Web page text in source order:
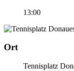
13:00
Ort
Tennisplatz